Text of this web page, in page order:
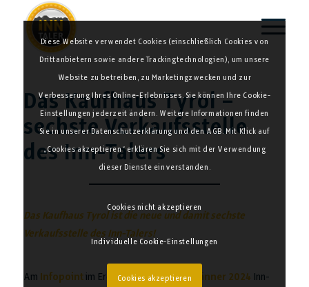
Das Kaufhaus Tyrol –
sechste Verkaufsstelle
des Inn-Talers
Das Kaufhaus Tyrol ist die neue und damit sechste
Verkaufsstelle des Inn-Talers!
Am Infopointim Erdgeschoss sind ab8. Jänner 2024 Inn-
Diese Website verwendet Cookies (einschließlich Cookies von
Drittanbietern sowie andere Trackingtechnologien), um unsere
Website zu betreiben, zu Marketingzwecken und zur
Verbesserung Ihres Online-Erlebnisses. Sie können Ihre Cookie-
Einstellungen jederzeit ändern. Weitere Informationen finden
Sie in unserer Datenschutzerklärung und den AGB. Mit Klick auf
„Cookies akzeptieren“ erklären Sie sich mit der Verwendung
dieser Dienste einverstanden.
Cookies nicht akzeptieren
Individuelle Cookie-Einstellungen
Cookies akzeptieren